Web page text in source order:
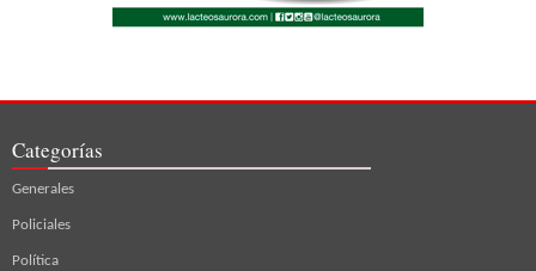
Categorías
Generales
Policiales
Política